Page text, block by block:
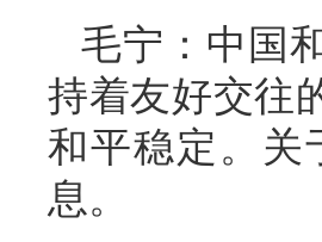
毛宁：中国
持着友好交往
和平稳定。关
息。